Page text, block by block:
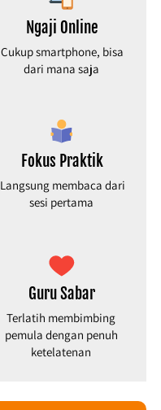
Ngaji Online
Cukup smartphone, bisa
dari mana saja
Fokus Praktik
Langsung membaca dari
sesi pertama
Guru Sabar
Terlatih membimbing
pemula dengan penuh
ketelatenan